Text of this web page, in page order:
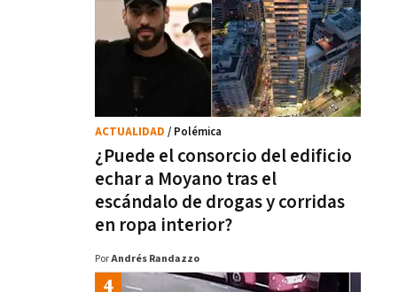
¿Puede el consorcio del edificio
echar a Moyano tras el
escándalo de drogas y corridas
en ropa interior?
ACTUALIDAD / Polémica
PorAndrés Randazzo